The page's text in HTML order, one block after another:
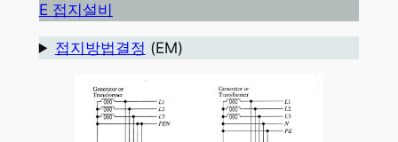
E 접지설비
접지방법결정 (EM)